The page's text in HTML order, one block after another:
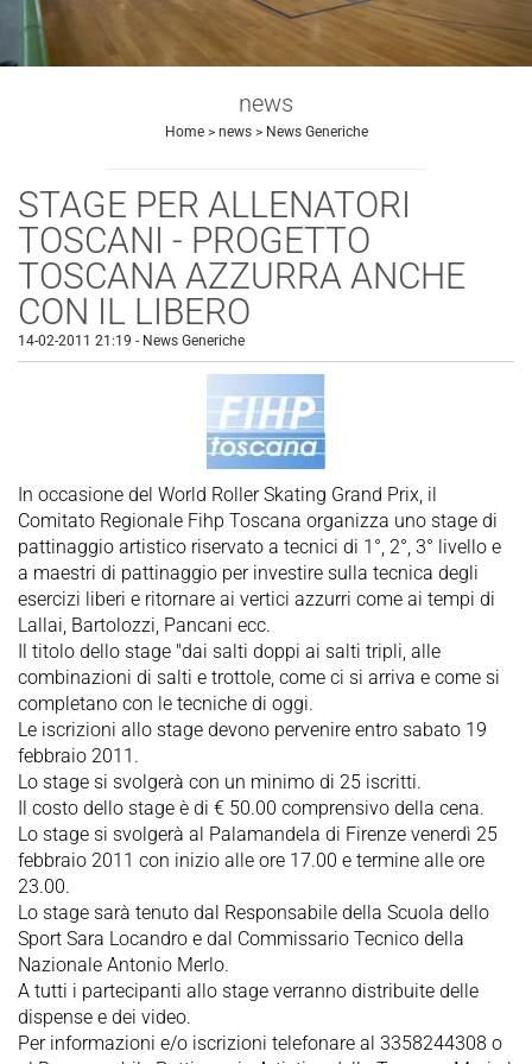
news
Home> news> News Generiche
STAGE PER ALLENATORI
TOSCANI - PROGETTO
TOSCANA AZZURRA ANCHE
CON IL LIBERO
14-02-2011 21:19 - News Generiche
In occasione del World Roller Skating Grand Prix, il
Comitato Regionale Fihp Toscana organizza uno stage di
pattinaggio artistico riservato a tecnici di 1°, 2°, 3° livello e
a maestri di pattinaggio per investire sulla tecnica degli
esercizi liberi e ritornare ai vertici azzurri come ai tempi di
Lallai, Bartolozzi, Pancani ecc.
Il titolo dello stage "dai salti doppi ai salti tripli, alle
combinazioni di salti e trottole, come ci si arriva e come si
completano con le tecniche di oggi.
Le iscrizioni allo stage devono pervenire entro sabato 19
febbraio 2011.
Lo stage si svolgerà con un minimo di 25 iscritti.
Il costo dello stage è di € 50.00 comprensivo della cena.
Lo stage si svolgerà al Palamandela di Firenze venerdì 25
febbraio 2011 con inizio alle ore 17.00 e termine alle ore
23.00.
Lo stage sarà tenuto dal Responsabile della Scuola dello
Sport Sara Locandro e dal Commissario Tecnico della
Nazionale Antonio Merlo.
A tutti i partecipanti allo stage verranno distribuite delle
dispense e dei video.
Per informazioni e/o iscrizioni telefonare al 3358244308 o